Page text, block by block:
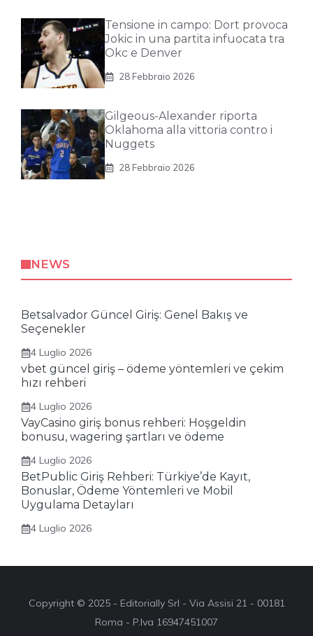
Tensione in campo: Dort provoca
Jokic in una partita infuocata tra
Okc e Denver
28 Febbraio 2026
Gilgeous-Alexander riporta
Oklahoma alla vittoria contro i
Nuggets
28 Febbraio 2026
NEWS
Betsalvador Güncel Giriş: Genel Bakış ve
Seçenekler
4 Luglio 2026
vbet güncel giriş – ödeme yöntemleri ve çekim
hızı rehberi
4 Luglio 2026
VayCasino giriş bonus rehberi: Hoşgeldin
bonusu, wagering şartları ve ödeme
4 Luglio 2026
BetPublic Giriş Rehberi: Türkiye’de Kayıt,
Bonuslar, Ödeme Yöntemleri ve Mobil
Uygulama Detayları
4 Luglio 2026
Copyright © 2025 - Editorially Srl - Via Assisi 21 - 00181
Roma - P.Iva 16947451007